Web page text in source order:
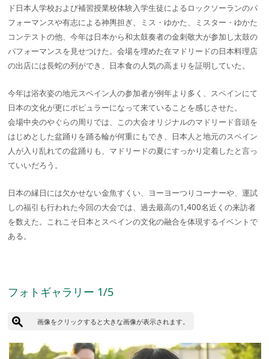
ド日本人学校および補習授業校体験入学生徒によるロックソーランのパ
フォーマンスや有志による神輿担ぎ、ミス・ゆかた、ミスター・ゆかた
コンテストの他、今年は日本から和太鼓奏者の金刺敬大が参加し太鼓の
パフォーマンスを見せつけた。会場を埋めた在マドリードの日本料理店
の出店には長蛇の列ができ、日本食の人気の高まりを証明していた。
今年は浴衣姿の地元スペイン人の参加者が例年より多く、スペインにて
日本の文化が更にポピュラーになって来ていることを感じさせた。
会場中央のやぐらの周りでは、この大会オリジナルのマドリード音頭を
はじめとした盆踊りを踊る輪が何重にもでき、日本人と地元のスペイン
人が入り乱れての盆踊りも、マドリードの夏にすっかり定着したと言っ
ていいだろう。
日本の縁日には欠かせない金魚すくい、ヨーヨーつりコーナーや、運試
しの福引も行われた今回の大会では、過去最高の1,400名近くの来訪者
を数えた。これこそ日本とスペインの文化の融合を体現するイベントで
ある。
フォトギャラリー 1/5
画像をクリックすると大きな画像が表示されます。